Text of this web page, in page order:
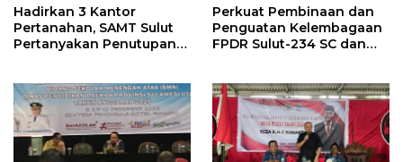
Hadirkan 3 Kantor
Pertanahan, SAMT Sulut
Pertanyakan Penutupan
Perkuat Pembinaan dan
Penguatan Kelembagaan
FPDR Sulut-234 SC dan